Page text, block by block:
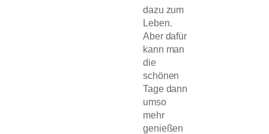
dazu zum
Leben.
Aber dafür
kann man
die
schönen
Tage dann
umso
mehr
genießen